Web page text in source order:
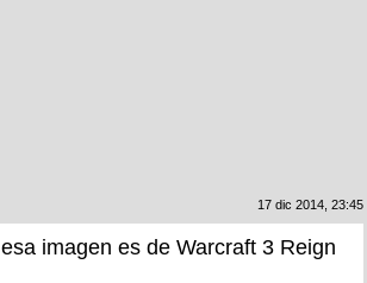
17 dic 2014, 23:45
esa imagen es de Warcraft 3 Reign